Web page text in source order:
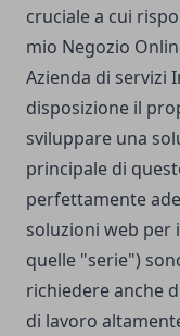
cruciale a cui
mio Negozio
Azienda di servizi
disposizione il
sviluppare una
principale di
perfettamente
soluzioni web per
quelle "serie")
richiedere anche
di lavoro